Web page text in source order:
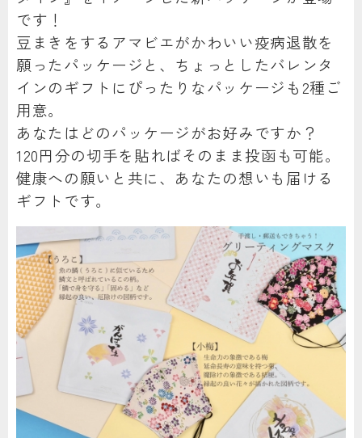
です！
豆まきをするアマビエがかわいい疫病退散を
願ったパッケージと、ちょっとしたバレンタ
インのギフトにぴったりなパッケージも2種ご
用意。
あなたはどのパッケージがお好みですか？
120円分の切手を貼ればそのまま投函も可能。
健康への願いと共に、あなたの想いも届ける
ギフトです。